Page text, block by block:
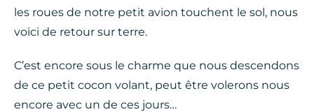
les roues de notre petit avion touchent le sol, nous
voici de retour sur terre.
C’est encore sous le charme que nous descendons
de ce petit cocon volant, peut être volerons nous
encore avec un de ces jours…